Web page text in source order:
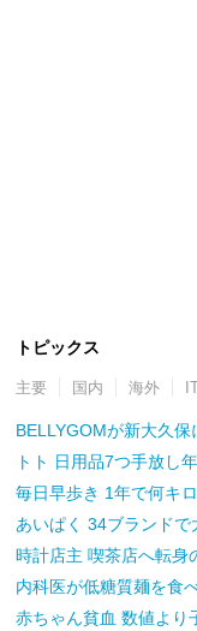
トピックス
主要 国内 海外
BELLYGOMが新大久保
トト 日用品7つ手放し
毎日早歩き 1年で何キ
あいぱく 34ブランドで
時計店主 喫茶店へ転身
内科医が低糖質麺を食
赤ちゃん貧血 数値より